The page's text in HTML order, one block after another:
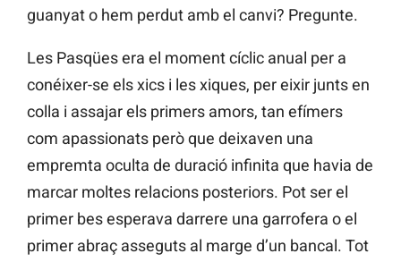
guanyat o hem perdut amb el canvi? Pregunte.
Les Pasqües era el moment cíclic anual per a
conéixer-se els xics i les xiques, per eixir junts en
colla i assajar els primers amors, tan efímers
com apassionats però que deixaven una
empremta oculta de duració infinita que havia de
marcar moltes relacions posteriors. Pot ser el
primer bes esperava darrere una garrofera o el
primer abraç asseguts al marge d’un bancal. Tot